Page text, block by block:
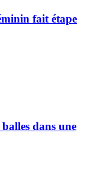
fait étape
dans une